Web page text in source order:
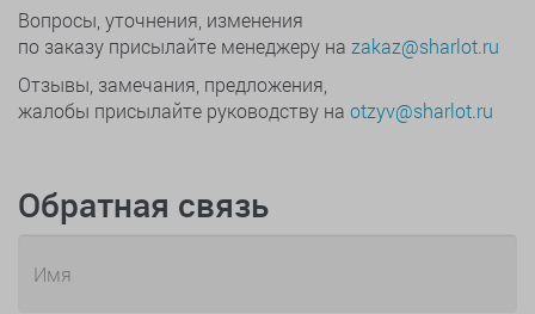
Вопросы, уточнения, изменения
по заказу присылайте менеджеру на zakaz@sharlot.ru
Отзывы, замечания, предложения,
жалобы присылайте руководству на otzyv@sharlot.ru
Обратная связь